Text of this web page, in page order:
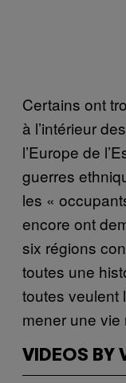
Certains ont
à l’intérieur
l’Europe de
guerres
les «
encore ont
six régions
toutes une
toutes veulent
mener une vie
VIDEOS BY